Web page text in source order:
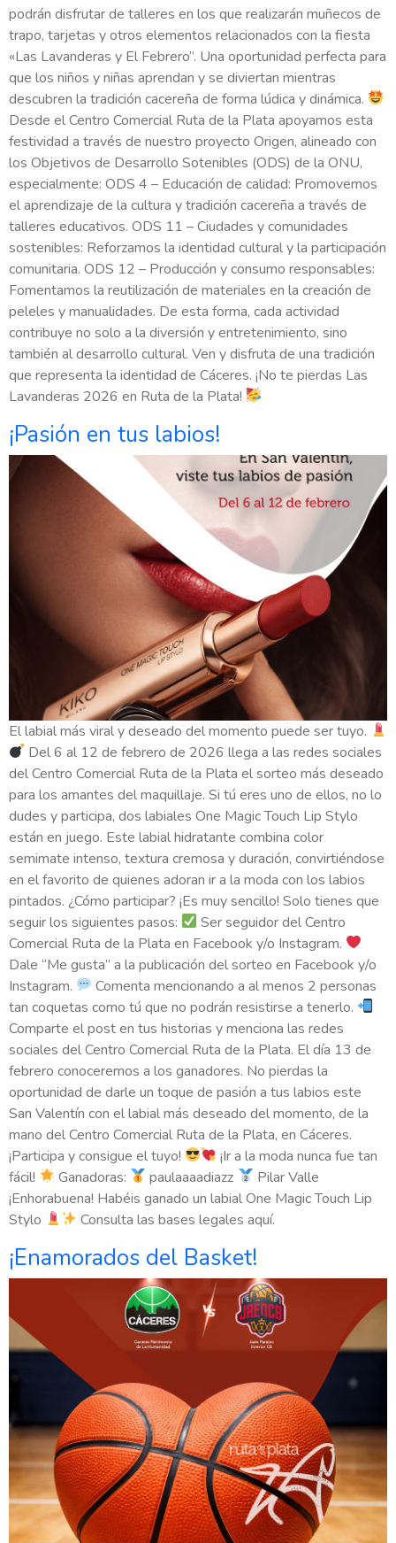
podrán disfrutar de talleres en los que realizarán muñecos de
trapo, tarjetas y otros elementos relacionados con la fiesta
«Las Lavanderas y El Febrero”. Una oportunidad perfecta para
que los niños y niñas aprendan y se diviertan mientras
descubren la tradición cacereña de forma lúdica y dinámica.
Desde el Centro Comercial Ruta de la Plata apoyamos esta
festividad a través de nuestro proyecto Origen, alineado con
los Objetivos de Desarrollo Sotenibles (ODS) de la ONU,
especialmente: ODS 4 – Educación de calidad: Promovemos
el aprendizaje de la cultura y tradición cacereña a través de
talleres educativos. ODS 11 – Ciudades y comunidades
sostenibles: Reforzamos la identidad cultural y la participación
comunitaria. ODS 12 – Producción y consumo responsables:
Fomentamos la reutilización de materiales en la creación de
peleles y manualidades. De esta forma, cada actividad
contribuye no solo a la diversión y entretenimiento, sino
también al desarrollo cultural. Ven y disfruta de una tradición
que representa la identidad de Cáceres. ¡No te pierdas Las
Lavanderas 2026 en Ruta de la Plata!
¡Pasión en tus labios!
El labial más viral y deseado del momento puede ser tuyo.
Del 6 al 12 de febrero de 2026 llega a las redes sociales
del Centro Comercial Ruta de la Plata el sorteo más deseado
para los amantes del maquillaje. Si tú eres uno de ellos, no lo
dudes y participa, dos labiales One Magic Touch Lip Stylo
están en juego. Este labial hidratante combina color
semimate intenso, textura cremosa y duración, convirtiéndose
en el favorito de quienes adoran ir a la moda con los labios
pintados. ¿Cómo participar? ¡Es muy sencillo! Solo tienes que
seguir los siguientes pasos:
Ser seguidor del Centro
Comercial Ruta de la Plata en Facebook y/o Instagram.
Dale “Me gusta” a la publicación del sorteo en Facebook y/o
Instagram.
Comenta mencionando a al menos 2 personas
tan coquetas como tú que no podrán resistirse a tenerlo.
Comparte el post en tus historias y menciona las redes
sociales del Centro Comercial Ruta de la Plata. El día 13 de
febrero conoceremos a los ganadores. No pierdas la
oportunidad de darle un toque de pasión a tus labios este
San Valentín con el labial más deseado del momento, de la
mano del Centro Comercial Ruta de la Plata, en Cáceres.
¡Participa y consigue el tuyo!
¡Ir a la moda nunca fue tan
fácil!
Ganadoras: paulaaaadiazz
Pilar Valle
¡Enhorabuena! Habéis ganado un labial One Magic Touch Lip
Stylo
Consulta las bases legales aquí.
¡Enamorados del Basket!